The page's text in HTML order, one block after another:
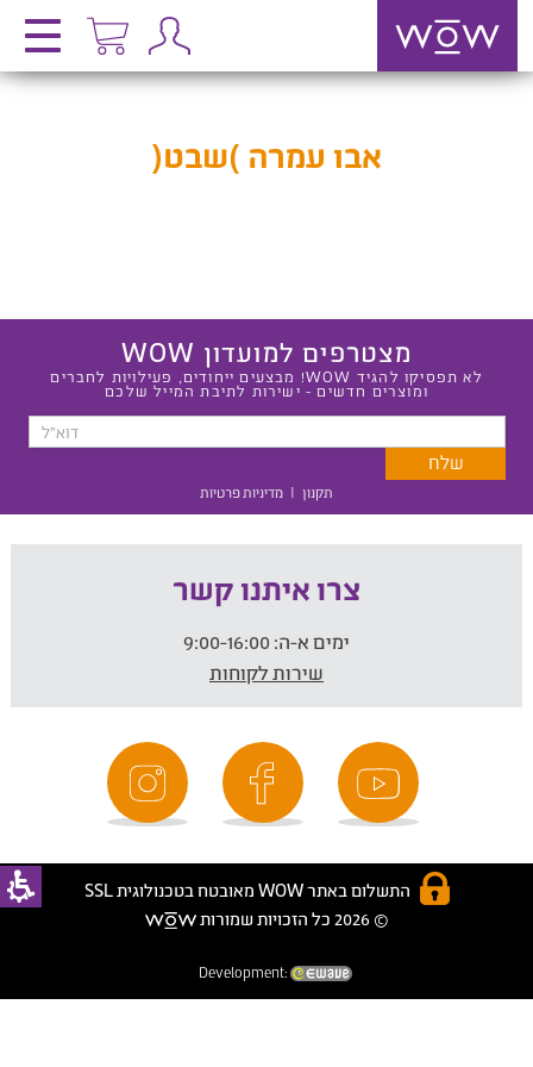
אבו עמרה )שבט(
מצטרפים למועדון WOW
לא תפסיקו להגיד WOW! מבצעים ייחודים, פעילויות לחברים
ומוצרים חדשים - ישירות לתיבת המייל שלכם
תקנון | מדיניות פרטיות
צרו איתנו קשר
ימים א-ה:
שירות לקוחות
התשלום באתר WOW מאובטח בטכנולוגית SSL
© 2026 כל הזכויות שמורות
Development: